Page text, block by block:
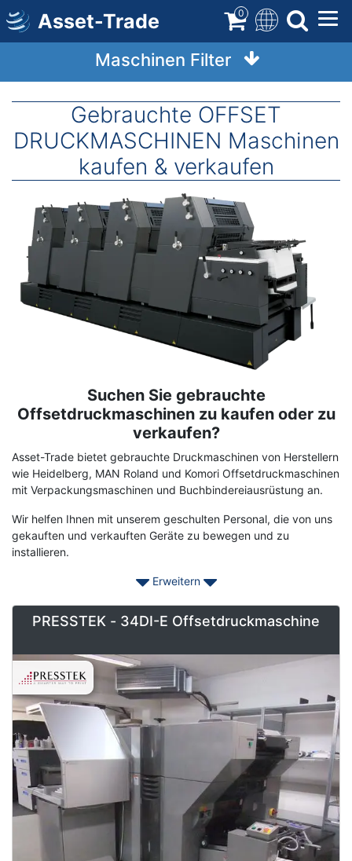
Direkt
zum
Inhalt
Asset-Trade 0
Maschinen Filter
Gebrauchte OFFSET
DRUCKMASCHINEN Maschinen
kaufen & verkaufen
Description
Suchen Sie gebrauchte
Offsetdruckmaschinen zu kaufen oder zu
verkaufen?
Asset-Trade bietet gebrauchte Druckmaschinen von Herstellern
wie Heidelberg, MAN Roland und Komori Offsetdruckmaschinen
mit Verpackungsmaschinen und Buchbindereiausrüstung an.
Wir helfen Ihnen mit unserem geschulten Personal, die von uns
gekauften und verkauften Geräte zu bewegen und zu
installieren.
Offsetdruck ist eine weit verbreitete Drucktechnik, bei der das
auf die Druckoberfläche übertragen wird (oder "Offset").
Erweitern
PRESSTEK - 34DI-E Offsetdruckmaschine